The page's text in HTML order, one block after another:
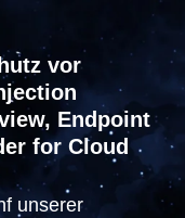
vor
Endpoint
for Cloud
unserer